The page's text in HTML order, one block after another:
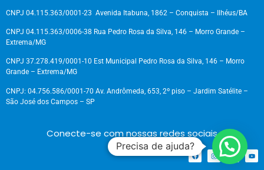
CNPJ 04.115.363/0001-23 Avenida Itabuna, 1862 – Conquista – Ilhéus/BA
CNPJ 04.115.363/0006-38 Rua Pedro Rosa da Silva, 146 – Morro Grande –
Extrema/MG
CNPJ 37.278.419/0001-10 Est Municipal Pedro Rosa da Silva, 146 – Morro
Grande – Extrema/MG
CNPJ: 04.756.586/0001-70 Av. Andrômeda, 653, 2º piso – Jardim Satélite –
São José dos Campos – SP
Conecte-se com nossas redes sociais
Precisa de ajuda?